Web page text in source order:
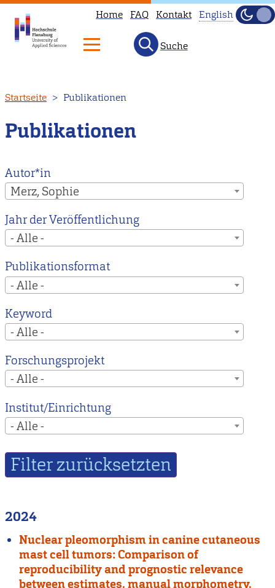
zum
Inhalt
Home FAQ Kontakt
to
our
main
instead.
English
Hell
Suche
Startseite Publikationen
Publikationen
Autor*in
Merz, Sophie
Jahr der Veröffentlichung
- Alle -
Publikationsformat
- Alle -
Keyword
- Alle -
Forschungsprojekt
- Alle -
Institut/Einrichtung
- Alle -
2024
Nuclear pleomorphism in canine cutaneous
mast cell tumors: Comparison of
reproducibility and prognostic relevance
between estimates, manual morphometry,